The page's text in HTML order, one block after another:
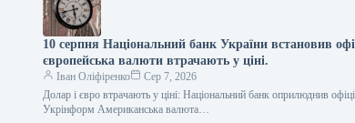
10 серпня Національний банк України встановив
європейська валюти втрачають у ціні.
Іван Оліфіренко
Сер 7, 2026
Долар і євро втрачають у ціні: Національний банк оприлюднив
Укрінформ Американська валюта…